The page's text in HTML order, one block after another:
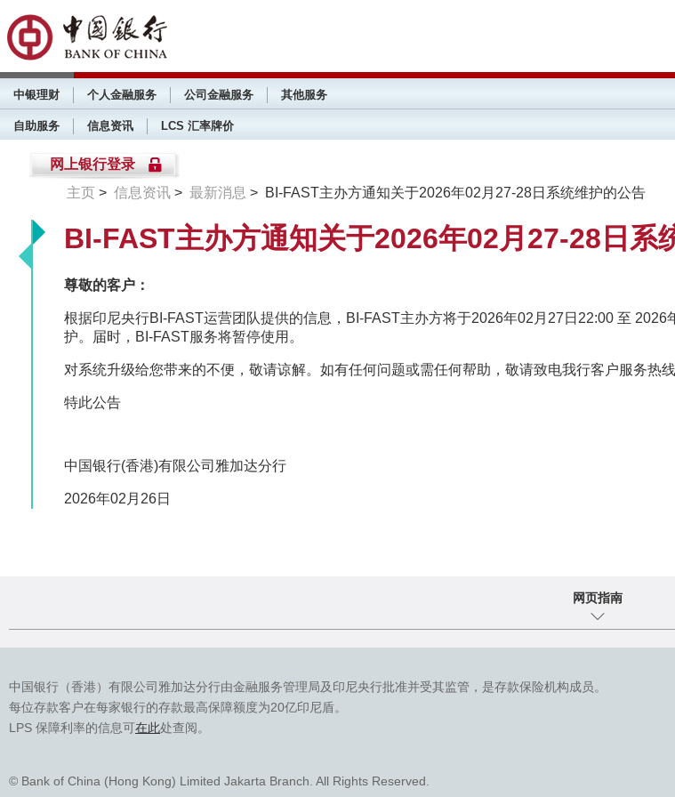
中银理财 个人金融服务 公司金融服务 其他服务
自助服务 信息资讯 LCS 汇率牌价
网上银行登录
主页 > 信息资讯 > 最新消息 > BI-FAST主办方通知关于2026年02月27-28日系统维护的公告
BI-FAST主办方通知关于2026年02月27-28日系
尊敬的客户：
根据印尼央行BI-FAST运营团队提供的信息，BI-FAST主办方将于2026年02月27日22:00 至
护。届时，BI-FAST服务将暂停使用。
对系统升级给您带来的不便，敬请谅解。如有任何问题或需任何帮助，敬请致电我行客户服务热
特此公告
中国银行(香港)有限公司雅加达分行
2026年02月26日
网页指南
中国银行（香港）有限公司雅加达分行由金融服务管理局及印尼央行批准并受其监管，是存款保险机构成员。
每位存款客户在每家银行的存款最高保障额度为20亿印尼盾。
LPS 保障利率的信息可在此处查阅。
© Bank of China (Hong Kong) Limited Jakarta Branch. All Rights Reserved.